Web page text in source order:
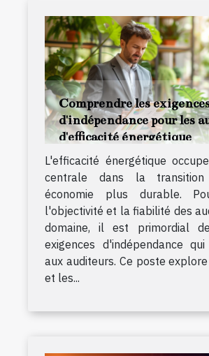
Comprendre les
d'indépendance pour les
d'efficacité énergétique
L'efficacité énergétique
centrale dans la
économie plus durable.
l'objectivité et la fiabilité des
domaine, il est primordial
exigences d'indépendance
aux auditeurs. Ce poste
et les...